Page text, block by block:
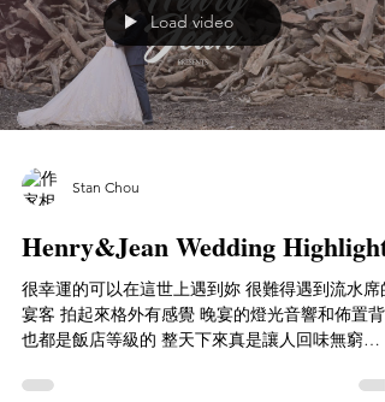
Load video
Stan Chou
Henry&Jean Wedding Highlight\
很幸運的可以在這世上遇到妳 很難得遇到流水席的
宴客 拍起來格外有感覺 晚宴的燈光音響和佈置背
也都是飯店等級的 整天下來真是讓人回味無窮
Photographer｜婚攝安哥拉 Angra Tien...